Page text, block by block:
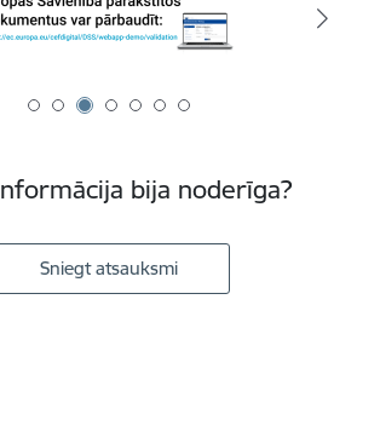
bija noderīga?
Sniegt atsauksmi